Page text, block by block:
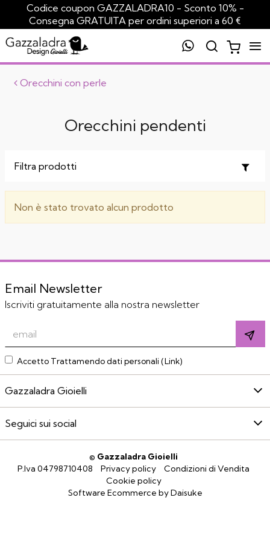
Codice coupon GAZZALADRA10 - Sconto 10% -
Consegna GRATUITA per ordini superiori a 60 €
Orecchini con perle
Orecchini pendenti
Filtra prodotti
Non è stato trovato alcun prodotto
Email Newsletter
Iscriviti gratuitamente alla nostra newsletter
Accetto Trattamendo dati personali (Link)
Gazzaladra Gioielli
Seguici sui social
© Gazzaladra Gioielli
P.Iva 04798710408
Privacy policy
Condizioni di Vendita
Cookie policy
Software Ecommerce by Daisuke